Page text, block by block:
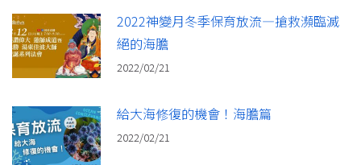
2022神變月冬季保育放流—搶救瀕臨滅
絕的海膽
2022/02/21
給大海修復的機會！海膽篇
2022/02/21